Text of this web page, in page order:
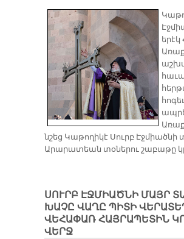
նշեց Կաթողիկէ Սուրբ Էջմիածնի
Արարատեան տօներու շաբաթը
ՍՈՒՐԲ ԷՋՄԻԱԾՆԻ ՄԱՅՐ
ԽԱՉԸ ՎԱՂԸ ՊԻՏԻ
ՎԵՀԱՓԱՌ ՀԱՅՐԱՊԵՏԻՆ
ՎԵՐՋ